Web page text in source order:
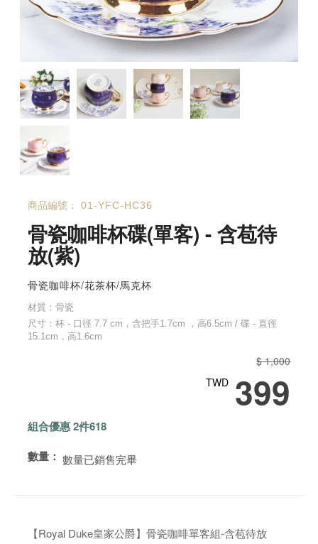
商品編號： 01-YFC-HC36
骨瓷咖啡杯碟(單客) - 含苞待
放(紫)
骨瓷咖啡杯/花茶杯/馬克杯
材質：骨瓷
尺寸：杯 - 口徑 7.7 cm，含把手1.7cm ，高6.5cm / 碟 - 直徑
15.1cm，高1.6cm
$ 1,000
TWD 399
組合優惠 2件618
數量： 數量已銷售完畢
【Royal Duke皇家公爵】骨瓷咖啡單客組-含苞待放